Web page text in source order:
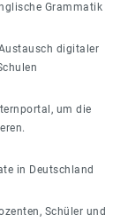
Grammatik
digitaler
um die
in Deutschland
Schüler und